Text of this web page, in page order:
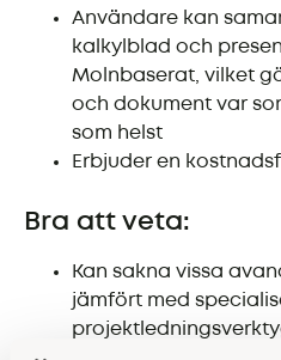
Användare kan
kalkylblad och
Molnbaserat, vilket
och dokument var
som helst
Erbjuder en
Bra att veta:
Kan sakna vissa
jämfört med